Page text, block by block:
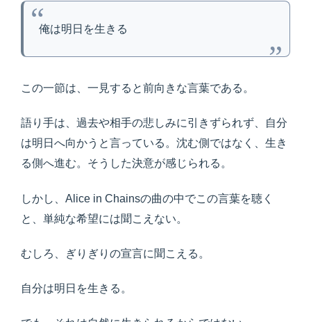
俺は明日を生きる
この一節は、一見すると前向きな言葉である。
語り手は、過去や相手の悲しみに引きずられず、自分
は明日へ向かうと言っている。沈む側ではなく、生き
る側へ進む。そうした決意が感じられる。
しかし、Alice in Chainsの曲の中でこの言葉を聴く
と、単純な希望には聞こえない。
むしろ、ぎりぎりの宣言に聞こえる。
自分は明日を生きる。